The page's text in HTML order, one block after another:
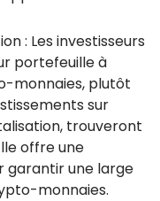
: Les investisseurs
portefeuille à
monnaies, plutôt
sur
trouveront
offre une
garantir une large
monnaies.